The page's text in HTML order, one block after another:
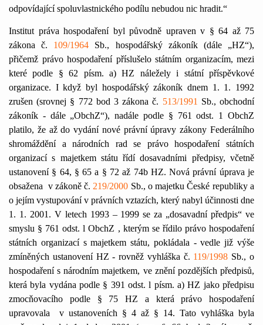
odpovídající spoluvlastnického podílu nebudou nic hradit.“
Institut práva hospodaření byl původně upraven v § 64 až 75
zákona č. 109/1964 Sb., hospodářský zákoník (dále „HZ“),
přičemž právo hospodaření příslušelo státním organizacím, mezi
které podle § 62 písm. a) HZ náležely i státní příspěvkové
organizace. I když byl hospodářský zákoník dnem 1. 1. 1992
zrušen (srovnej § 772 bod 3 zákona č. 513/1991 Sb., obchodní
zákoník - dále „ObchZ“), nadále podle § 761 odst. 1 ObchZ
platilo, že až do vydání nové právní úpravy zákony Federálního
shromáždění a národních rad se právo hospodaření státních
organizací s majetkem státu řídí dosavadními předpisy, včetně
ustanovení § 64, §65 a § 72 až 74b HZ. Nová právní úprava je
obsažena v zákoně č. 219/2000 Sb., o majetku České republiky a
o jejím vystupování v právních vztazích, který nabyl účinnosti dne
1. 1. 2001. V letech 1993 – 1999 se za „dosavadní předpis“ ve
smyslu § 761 odst. l ObchZ , kterým se řídilo právo hospodaření
státních organizací s majetkem státu, pokládala - vedle již výše
zmíněných ustanovení HZ - rovněž vyhláška č. 119/1998 Sb., o
hospodaření s národním majetkem, ve znění pozdějších předpisů,
která byla vydána podle § 391 odst. l písm. a) HZ jako předpisu
zmocňovacího podle § 75 HZ a která právo hospodaření
upravovala
v ustanoveních § 4 až § 14. Tato vyhláška byla